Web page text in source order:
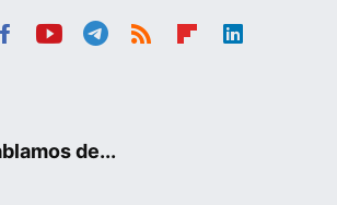
de...